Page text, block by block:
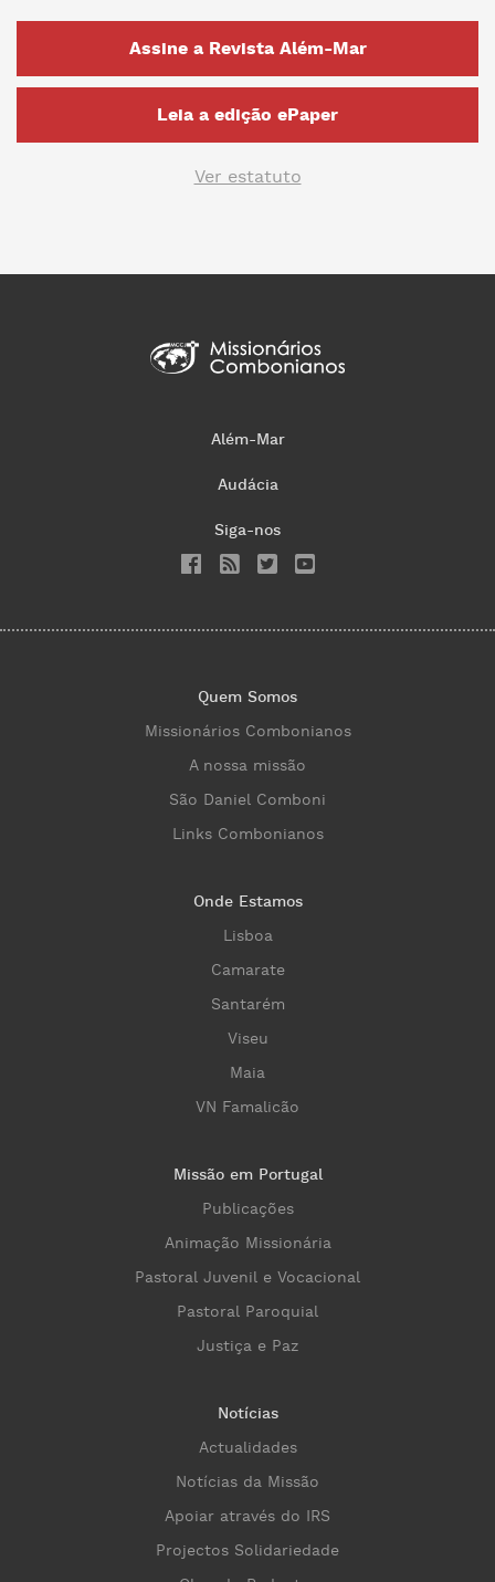
Assine a Revista Além-Mar
Leia a edição ePaper
Ver estatuto
Além-Mar
Audácia
Siga-nos
Quem Somos
Missionários Combonianos
A nossa missão
São Daniel Comboni
Links Combonianos
Onde Estamos
Lisboa
Camarate
Santarém
Viseu
Maia
VN Famalicão
Missão em Portugal
Publicações
Animação Missionária
Pastoral Juvenil e Vocacional
Pastoral Paroquial
Justiça e Paz
Notícias
Actualidades
Notícias da Missão
Apoiar através do IRS
Projectos Solidariedade